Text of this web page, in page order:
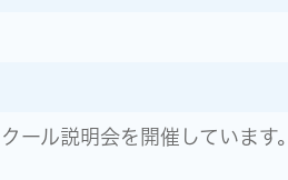
ール説明会を開催しています。